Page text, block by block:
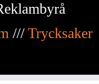
///Trycksaker